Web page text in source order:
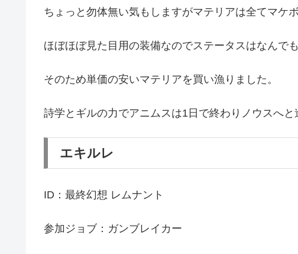
ちょっと勿体無い気もしますがマテリアは全てマケ
ほぼほぼ見た目用の装備なのでステータスはなんでも
そのため単価の安いマテリアを買い漁りました。
詩学とギルの力でアニムスは1日で終わりノウスへと
エキルレ
ID：最終幻想 レムナント
参加ジョブ：ガンブレイカー